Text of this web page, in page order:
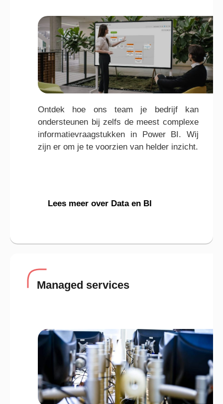
Ontdek hoe ons team je bedrijf kan
ondersteunen bij zelfs de meest complexe
informatievraagstukken in Power BI. Wij
zijn er om je te voorzien van helder inzicht.
Lees meer over Data en BI
Managed services